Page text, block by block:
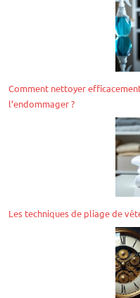
Comment nettoyer
l’endommager ?
Les techniques de pliage de